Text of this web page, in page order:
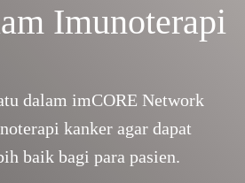
Imunoterapi
dalam imCORE Network
kanker agar dapat
baik bagi para pasien.